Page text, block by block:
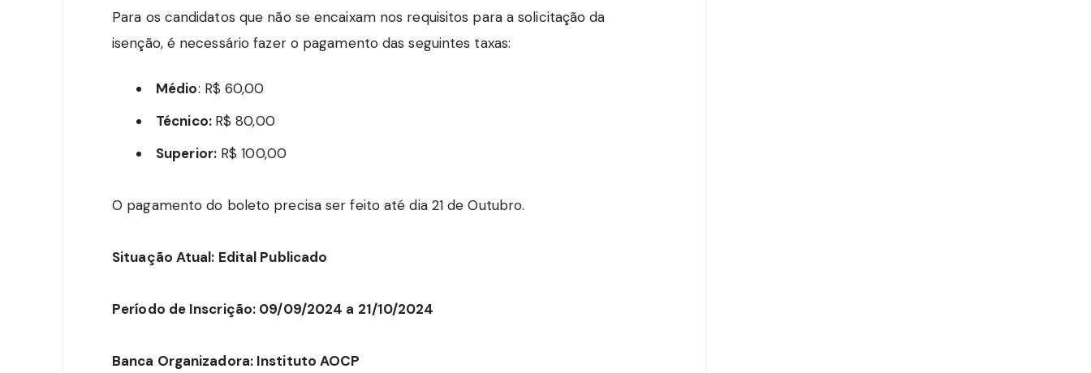
Para os candidatos que não se encaixam nos requisitos para a solicitação da
isenção, é necessário fazer o pagamento das seguintes taxas:
Médio: R$ 60,00
Técnico: R$ 80,00
Superior:R$ 100,00
O pagamento do boleto precisa ser feito até dia 21 de Outubro.
Situação Atual: Edital Publicado
Período de Inscrição: 09/09/2024 a 21/10/2024
Banca Organizadora: Instituto AOCP